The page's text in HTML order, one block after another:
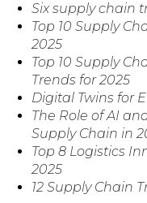
Six supply chain
Top 10 Supply
2025
Top 10 Supply
Trends for 2025
Digital Twins for
The Role of AI
Supply Chain in
Top 8 Logistics
2025
12 Supply Chain